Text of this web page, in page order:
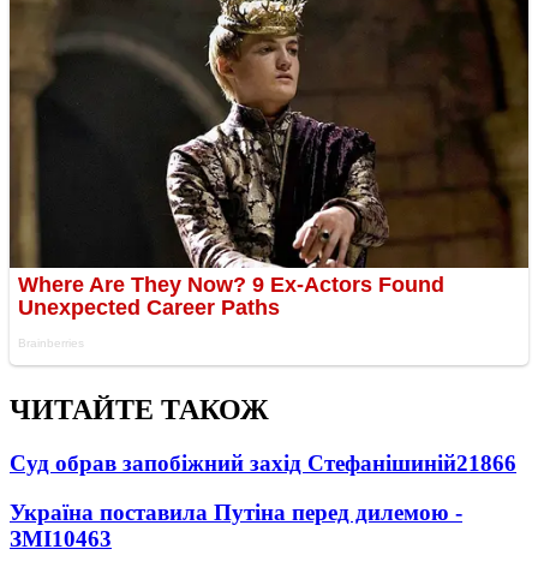
ЧИТАЙТЕ ТАКОЖ
Суд обрав запобіжний захід Стефанішиній21866
Україна поставила Путіна перед дилемою -
ЗМІ10463